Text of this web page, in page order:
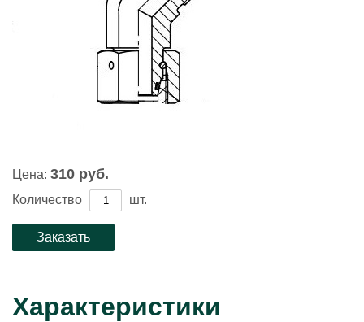
Цена: 310 руб.
Количество шт.
Характеристики